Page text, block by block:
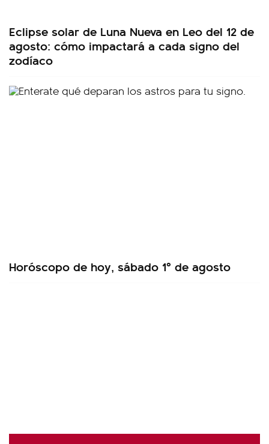
Eclipse solar de Luna Nueva en Leo del 12 de
agosto: cómo impactará a cada signo del
zodíaco
Horóscopo de hoy, sábado 1º de agosto